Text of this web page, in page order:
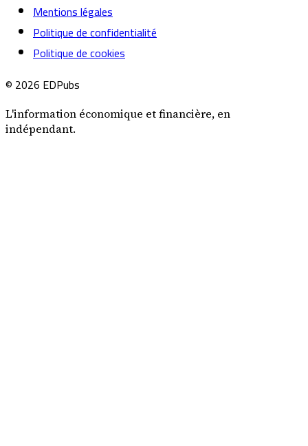
Mentions légales
Politique de confidentialité
Politique de cookies
© 2026 EDPubs
L'information économique et financière, en
indépendant.